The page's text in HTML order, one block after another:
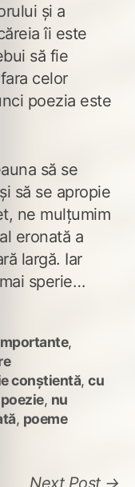
și a
îi este
să fie
celor
poezia este
să se
să se apropie
ne mulțumim
eronată a
largă. Iar
sperie…
,
conștientă, cu
, nu
, poeme